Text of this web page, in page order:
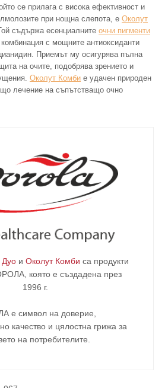
се прилага с висока ефективност и
при нощна слепота, е Околут
съдържа есенциалните очни пигменти
с мощните антиоксиданти
Приемът му осигурява пълна
на очите, подобрява зрението и
Околут Комби е удачен природен
лечение на съпътстващо очно
Дуо и Околут Комби са продукти
, която е създадена през
1996 г.
е символ на доверие,
качество и цялостна грижа за
на потребителите